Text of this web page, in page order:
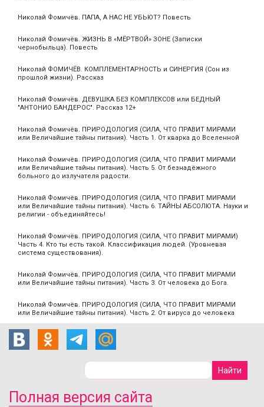
Николай Фомичёв. ПАПА, А НАС НЕ УБЬЮТ? Повесть
Николай Фомичёв. ЖИЗНЬ В «МЁРТВОЙ» ЗОНЕ (Записки
чернобыльца). Повесть
Николай ФОМИЧЁВ. КОМПЛЕМЕНТАРНОСТЬ и СИНЕРГИЯ (Сон из
прошлой жизни). Рассказ
Николай Фомичёв. ДЕВУШКА БЕЗ КОМПЛЕКСОВ или БЕДНЫЙ
"АНТОНИО БАНДЕРОС". Рассказ 12+
Николай Фомичёв. ПРИРОДОЛОГИЯ (СИЛА, ЧТО ПРАВИТ МИРАМИ
или Величайшие тайны питания). Часть 1. От кварка до Вселенной
Николай Фомичёв. ПРИРОДОЛОГИЯ (СИЛА, ЧТО ПРАВИТ МИРАМИ
или Величайшие тайны питания). Часть 5. От безнадёжного
больного до излучателя радости.
Николай Фомичёв. ПРИРОДОЛОГИЯ (СИЛА, ЧТО ПРАВИТ МИРАМИ
или Величайшие тайны питания). Часть 6. ТАЙНЫ АБСОЛЮТА. Науки и
религии - объединяйтесь!
Николай Фомичёв. ПРИРОДОЛОГИЯ (СИЛА, ЧТО ПРАВИТ МИРАМИ)
Часть 4. Кто ты есть такой. Классификация людей. (Уровневая
система существования).
Николай Фомичёв. ПРИРОДОЛОГИЯ (СИЛА, ЧТО ПРАВИТ МИРАМИ
или Величайшие тайны питания). Часть 3. От человека до Бога.
Николай Фомичёв. ПРИРОДОЛОГИЯ (СИЛА, ЧТО ПРАВИТ МИРАМИ
или Величайшие тайны питания). Часть 2. От вируса до человека
Полная версия сайта